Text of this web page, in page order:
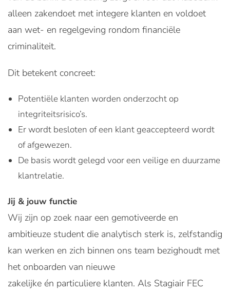
alleen zakendoet met integere klanten en voldoet
aan wet- en regelgeving rondom financiële
criminaliteit.
Dit betekent concreet:
Potentiële klanten worden onderzocht op
integriteitsrisico’s.
Er wordt besloten of een klant geaccepteerd wordt
of afgewezen.
De basis wordt gelegd voor een veilige en duurzame
klantrelatie.
Jij & jouw functie
Wij zijn op zoek naar een gemotiveerde en
ambitieuze student die analytisch sterk is, zelfstandig
kan werken en zich binnen ons team bezighoudt met
het onboarden van nieuwe
zakelijke én particuliere klanten. Als Stagiair FEC